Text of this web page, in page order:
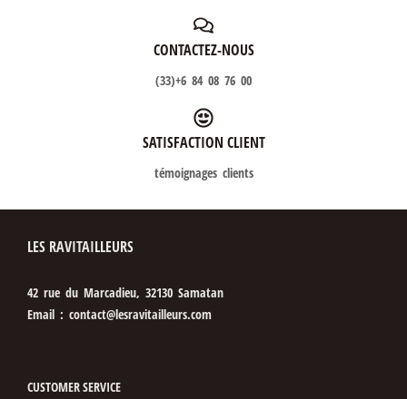
CONTACTEZ-NOUS
(33)+6 84 08 76 00
SATISFACTION CLIENT
témoignages clients
LES RAVITAILLEURS
42 rue du Marcadieu, 32130 Samatan
Email : contact@lesravitailleurs.com
CUSTOMER SERVICE